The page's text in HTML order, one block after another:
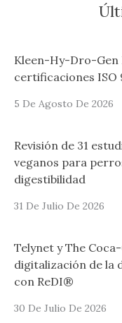
Kleen-Hy-Dro-Gen
certificaciones ISO
5 De Agosto De 2026
Revisión de 31
veganos para
digestibilidad
31 De Julio De 2026
Telynet y The
digitalización de la
con ReDI®
30 De Julio De 2026